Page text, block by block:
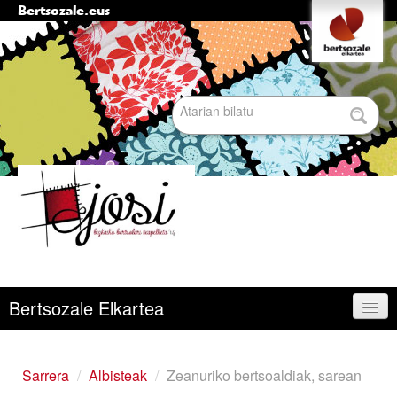
Bertsozale.eus
Edukira
salto
nabigazioara
Tresna
pertsonalak
Bilatu atarian
Bilaketa
aurreratua…
Bertsozale Elkartea
Sarrera / Albisteak / Zeanuriko bertsoaldiak, sarean